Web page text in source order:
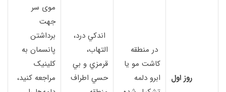
روز اول
در منطقه
كاشت مو یا
ابرو دلمه
اندكي درد،
التهاب،
قرمزي و بي
حسي اطراف
موی سر
جهت
برداشتن
پانسمان به
کلینیک
مراجعه کنید،